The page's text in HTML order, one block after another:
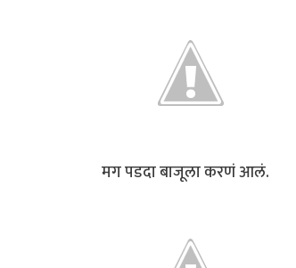
मग पडदा बाजूला करणं आलं.